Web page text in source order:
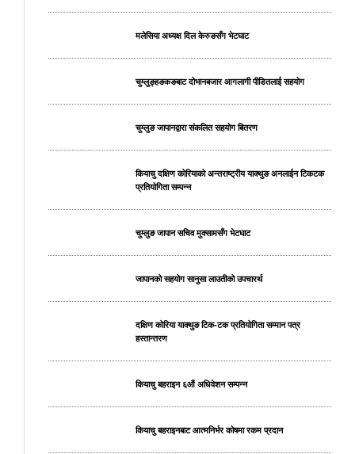
मलेसिया अध्यक्ष दिल केरुङसँग भेटघाट
चुम्लुङ्हङकङबाट दोभानबजार आगलागी पीडितलाई सहयोग
चुम्लुङ जापानद्वारा संकलित सहयोग बितरण
कियाचु दक्षिण कोरियाको अन्तराष्ट्रीय याक्थुङ अनलाईन टिकटक
प्रतियोगिता सम्पन्न
चुम्लुङ जापान सचिव मुक्सामसँग भेटघाट
जापानको सहयोग सानुसा लाउतीको उपचारर्थ
दक्षिण कोरिया याक्थुङ टिक-टक प्रतियोगिता सम्मान पत्र
हस्तान्तरण
कियाचु बहराइन ६औं अधिवेशन सम्पन्न
कियाचु बहराइनबाट आत्मनिर्भर कोषमा रकम प्रदान